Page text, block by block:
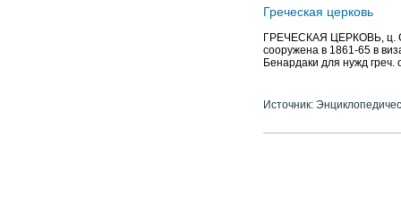
Греческая церковь
ГРЕЧЕСКАЯ ЦЕРКОВЬ, ц.
сооружена в 1861-65 в
Бенардаки для нужд
Источник: